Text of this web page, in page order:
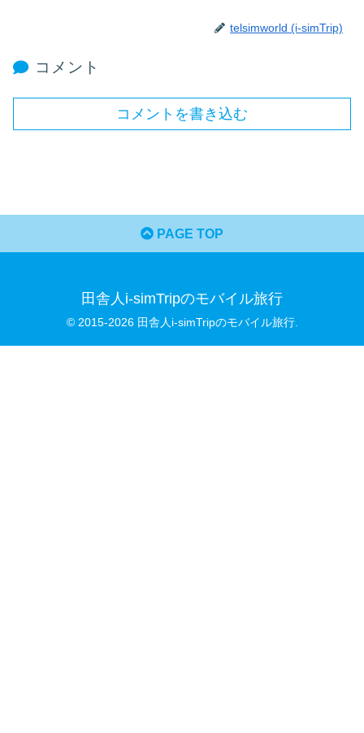
telsimworld (i-simTrip)
コメント
コメントを書き込む
PAGE TOP
田舎人i-simTripのモバイル旅行
© 2015-2026 田舎人i-simTripのモバイル旅行.